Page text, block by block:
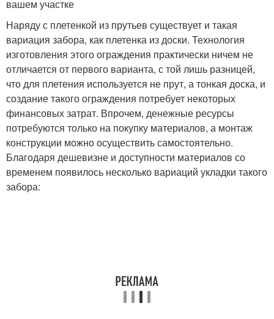
вашем участке
Наряду с плетенкой из прутьев существует и такая
вариация забора, как плетенка из доски. Технология
изготовления этого ограждения практически ничем не
отличается от первого варианта, с той лишь разницей,
что для плетения используется не прут, а тонкая доска, и
создание такого ограждения потребует некоторых
финансовых затрат. Впрочем, денежные ресурсы
потребуются только на покупку материалов, а монтаж
конструкции можно осуществить самостоятельно.
Благодаря дешевизне и доступности материалов со
временем появилось несколько вариаций укладки такого
забора: